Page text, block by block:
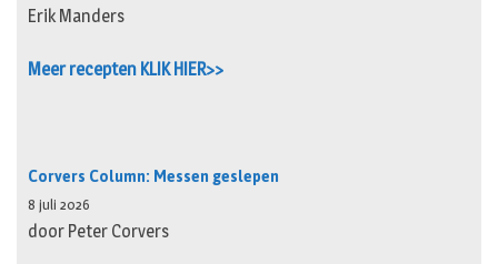
Erik Manders
Meer recepten KLIK HIER>>
Corvers Column: Messen geslepen
8 juli 2026
door Peter Corvers